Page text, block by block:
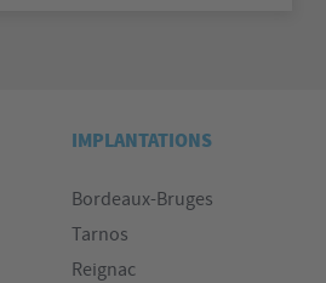
IMPLANTATIONS
Bordeaux-Bruges
Tarnos
Reignac